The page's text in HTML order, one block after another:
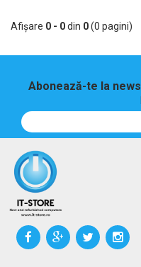
Afişare 0 - 0din 0(0 pagini)
Abonează-te la